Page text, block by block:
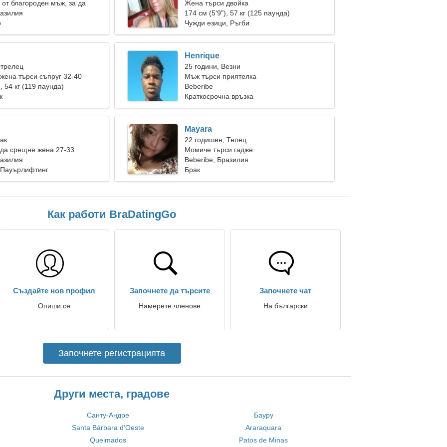
благороден мъж, за да
Жена търси двойка
174 см (5'9"), 57 кг (125 паунда)
Чужди езици, Ръгби
търси съпруг 32-40
54 кг (119 паунда)
Henrique
25 години, Везни
Мъж търси приятелка
Beberibe
Краткосрочна връзка
срещне жена 27-33
Mayara
22 годишен, Телец
Момиче търси гадже
Beberibe, Бразилия
Брак
Как работи BraDatingGo
Създайте нов профил
Опиши се
Започнете да търсите
Намерете членове
Започнете чат
На български
Започнете регистрацията
Други места, градове
Санту-Андре
Бауру
Santa Bárbara d'Oeste
Araraquara
Queimados
Patos de Minas